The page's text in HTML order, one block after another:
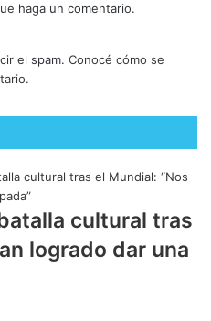
haga un comentario.
el spam. Conocé cómo se
cultural tras
logrado dar una